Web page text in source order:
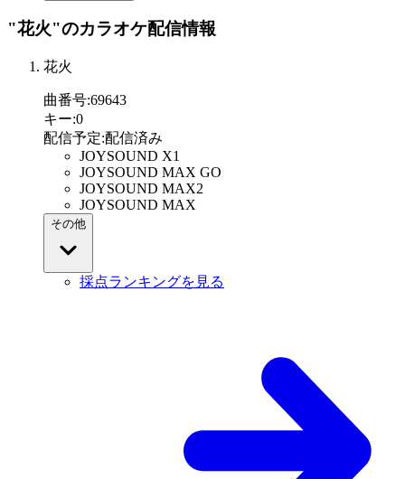
"花火"のカラオケ配信情報
花火
曲番号:69643
キー:0
配信予定:配信済み
JOYSOUND X1
JOYSOUND MAX GO
JOYSOUND MAX2
JOYSOUND MAX
その他
採点ランキングを見る